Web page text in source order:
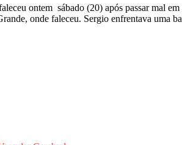
ontem sábado (20) após passar mal
onde faleceu. Sergio enfrentava uma